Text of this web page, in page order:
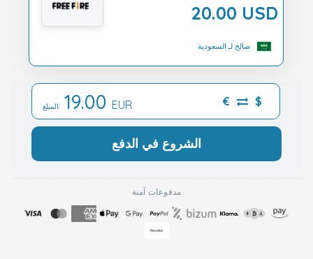
20.00 USD
صالح لـ السعودية
المبلغ: 19.00 EUR € $
الشروع في الدفع
مدفوعات آمنة